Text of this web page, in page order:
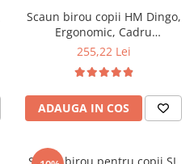
Scaun birou copii HM Dingo,
Ergonomic, Cadru
Polipropilena, Mesh, Inaltime
cm, Gri
255,22 Lei
ADAUGA IN COS